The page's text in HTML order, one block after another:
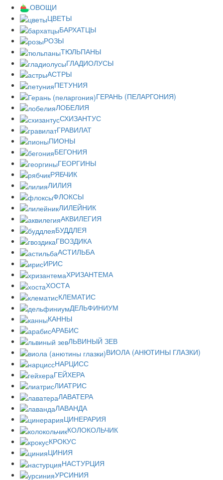
ОВОЩИ
ЦВЕТЫ
БАРХАТЦЫ
РОЗЫ
ТЮЛЬПАНЫ
ГЛАДИОЛУСЫ
АСТРЫ
ПЕТУНИЯ
ГЕРАНЬ (ПЕЛАРГОНИЯ)
ЛОБЕЛИЯ
СХИЗАНТУС
ГРАВИЛАТ
ПИОНЫ
БЕГОНИЯ
ГЕОРГИНЫ
РЯБЧИК
ЛИЛИЯ
ФЛОКСЫ
ЛИЛЕЙНИК
АКВИЛЕГИЯ
БУДДЛЕЯ
ГВОЗДИКА
АСТИЛЬБА
ИРИС
ХРИЗАНТЕМА
ХОСТА
КЛЕМАТИС
ДЕЛЬФИНИУМ
КАННЫ
АРАБИС
ЛЬВИНЫЙ ЗЕВ
ВИОЛА (АНЮТИНЫ ГЛАЗКИ)
НАРЦИСС
ГЕЙХЕРА
ЛИАТРИС
ЛАВАТЕРА
ЛАВАНДА
ЦИНЕРАРИЯ
КОЛОКОЛЬЧИК
КРОКУС
ЦИНИЯ
НАСТУРЦИЯ
УРСИНИЯ